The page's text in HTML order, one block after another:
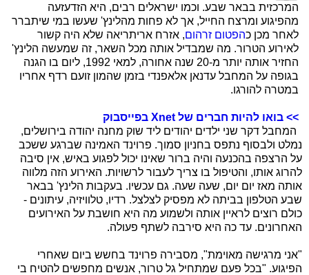
המרכזית בבאר שבע. וכמו ישראלים רבים, היא הזדעזעה
מהפיגוע ומרצח החייל, אך לא פחות מהלינץ' שעשו במי שיתברר
לאחר מכן כהפטום זרהום, אזרח אריתריאה שלא היה קשור
לאירוע הטרור. מה שמבדיל אותה מכל השאר, זה שמעשה הלינץ'
החזיר אותה יותר מ-20 שנה אחורה, למאי 1992, ליום בו הגנה
בגופה על המחבל עדנאן אלאפנדי בזמן שהמון זועם רדף אחריו
במטרה להורגו.
>> בואו להיות חברים של Xnet בפייסבוק
המחבל דקר שני ילדים יהודים ליד שוק מחנה יהודה בירושלים,
נמלט ולבסוף נתפס בחניון סמוך. פרוינד האמינה שברגע ששכב
על הרצפה בהכנעה והיה ברור שאינו יכול לפגוע באיש, אין סיבה
להרוג אותו, והטיפול בו צריך לעבור לרשויות. האירוע הזה מלווה
אותה מאז יום יום, שעה שעה. גם עכשיו. בעקבות הלינץ' בבאר
שבע הטלפון בביתה לא מפסיק לצלצל. רדיו, טלוויזיה, עיתונים -
כולם רוצים לראיין אותה ולשמוע מה היא חושבת על האירועים
האחרונים. עד כה היא סירבה לשתף פעולה.
"אני מרגישה מאוימת", מסבירה פרוינד בחשש ביום שאחרי
הפיגוע. "בכל פעם שמתחיל גל טרור, אנשים מחפשים להטיח בי